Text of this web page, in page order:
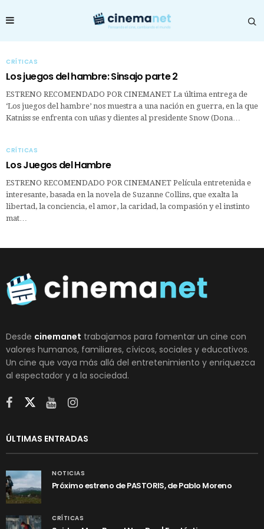
CRÍTICAS
Los juegos del hambre: Sinsajo parte 2
ESTRENO RECOMENDADO POR CINEMANET La última entrega de
‘Los juegos del hambre’ nos muestra a una nación en guerra, en la que
Katniss se enfrenta con uñas y dientes al presidente Snow (Dona…
CRÍTICAS
Los Juegos del Hambre
ESTRENO RECOMENDADO POR CINEMANET Película entretenida e
interesante, basada en la novela de Suzanne Collins, que exalta la
libertad, la conciencia, el amor, la caridad, la compasión y el instinto
mat…
Desde cinemanet trabajamos para fomentar un cine con
valores humanos, familiares, cívicos, sociales y educativos.
Un cine que vaya más allá del entretenimiento y enriquezca
al espectador y a la sociedad.
ÚLTIMAS ENTRADAS
NOTICIAS
Próximo estreno de PASTORIS, de Pablo Moreno
CRÍTICAS